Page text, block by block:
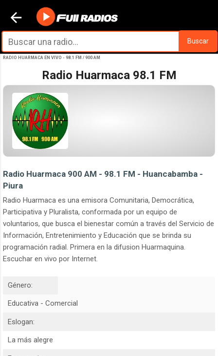
Ir al contenido principal
Buscar
RADIO HUARMACA EN VIVO - 98.1 FM / 900 AM
Radio Huarmaca 98.1 FM
Radio Huarmaca 900 AM - 98.1 FM - Huancabamba -
Piura
Radio Huarmaca es una emisora Comunitaria, Democrática,
Participativa y Pluralista, conformada por un equipo de
voluntarios, que busca el bienestar común a través del Servicio de
Información, Entretenimiento y Educación que se brinda su
programación radial. Primera en la difusion Huarmaquina.
Escuchar en vivo por Internet.
Género:
Educativa - Comercial
Eslogan:
La más alegre